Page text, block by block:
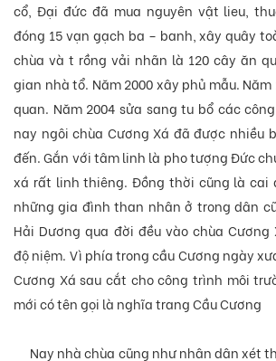
cổ, Đại đức đã mua nguyên vật lieu,
đóng 15 vạn gạch ba – banh, xây quây
chùa và t rồng vải nhãn là 120 cây ăn
gian nhà tổ. Năm 2000 xây phủ mẫu.
quan. Năm 2004 sửa sang tu bổ các
nay ngôi chùa Cương Xá đã được nhiều
đến. Gắn với tâm linh là pho tượng Đức
xá rất linh thiêng. Đồng thời cũng là cai
những gia đình than nhân ở trong dân
Hải Dương qua đời đều vào chùa
độniệm. Vì phía trong cầu Cương ngày
Cương Xá sau cắt cho công trình môi
mới có tên gọi là nghĩa trang Cầu Cương
Nay nhà chùa cũng như nhân dân xét